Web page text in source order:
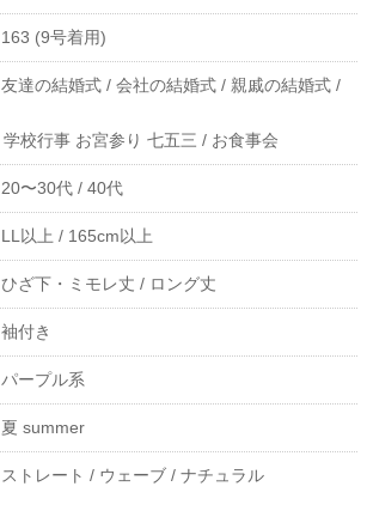
163 (9号着用)
友達の結婚式 / 会社の結婚式 / 親戚の結婚式 /
学校行事 お宮参り 七五三 / お食事会
20〜30代 / 40代
LL以上 / 165cm以上
ひざ下・ミモレ丈 / ロング丈
袖付き
パープル系
夏 summer
ストレート / ウェーブ / ナチュラル